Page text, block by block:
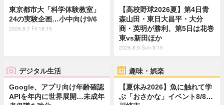
東京都市大「科学体験教室」
24の実験企画…小中向け9/6
2026.8.7 Fri 18:15
【高校野球2026夏】第4日青
森山田・東日大昌平・大分
商・英明が勝利、第5日は花巻
東vs新田ほか
2026.8.9 Sun 9:15
デジタル生活
Google、アプリ向け年齢確認
APIを年内に世界展開…未成年
趣味・娯楽
【夏休み2026】魚に触れて学
ぶ「おさかな」イベント8/8…